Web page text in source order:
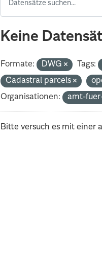
Keine
Formate: DWG Tags:
Cadastral parcels
Organisationen:
amt-
Bitte versuch es mit einer